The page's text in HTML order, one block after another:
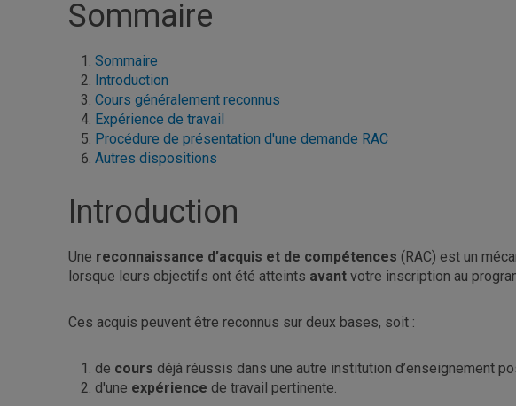
Sommaire
Sommaire
Introduction
Cours généralement reconnus
Expérience de travail
Procédure de présentation d'une demande RAC
Autres dispositions
Introduction
Une reconnaissance d’acquis et de compétences (RAC) est un
lorsque leurs objectifs ont été atteints avant votre inscription au
Ces acquis peuvent être reconnus sur deux bases, soit :
de cours déjà réussis dans une autre institution d’enseignement
d'une expérience de travail pertinente.